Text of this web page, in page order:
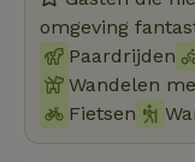
omgeving
Paardrijden
Wandelen
Fietsen